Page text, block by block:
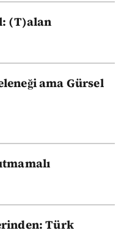
(T)alan
ama Gürsel
Türk